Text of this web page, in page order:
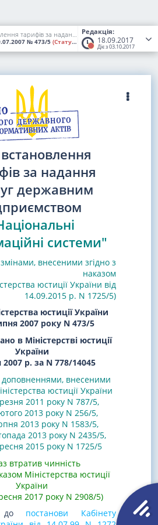
Редакція:
18.09.2017
Діє з 03.10.2017
Про встановлення тарифів за надання послуг державним підприємством "Національні інформаційні системи"
№ 473/5 (Статус: Втратив чинність)
за надання
державним
системи"
змінами, внесеними згідно з
наказом
юстиції України від
14.09.2015 р. N 1725/5)
юстиції України
2007 року N 473/5
в Міністерстві юстиції
України
р. за N 778/14045
доповненнями, внесеними
юстиції України
2011 року N 787/5,
2013 року N 256/5,
2013 року N 1583/5,
2013 року N 2435/5,
2015 року N 1725/5
втратив чинність
Міністерства юстиції
України
2017 року N 2908/5)
до постанови Кабінету